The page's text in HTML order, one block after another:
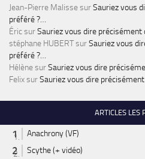
Jean-Pierre MalissesurSauriez vous
préféré ?…
ÉricsurSauriez vous dire
stéphane HUBERTsurSauriez vous
préféré ?…
HélènesurSauriez vous dire
FelixsurSauriez vous dire
ARTICLES LES
Anachrony (VF)
Scythe (+ vidéo)